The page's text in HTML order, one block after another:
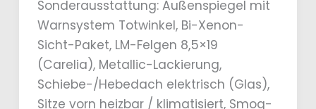
Sonderausstattung: Außenspiegel mit
Warnsystem Totwinkel, Bi-Xenon-
Sicht-Paket, LM-Felgen 8,5×19
(Carelia), Metallic-Lackierung,
Schiebe-/Hebedach elektrisch (Glas),
Sitze vorn heizbar / klimatisiert, Smog-